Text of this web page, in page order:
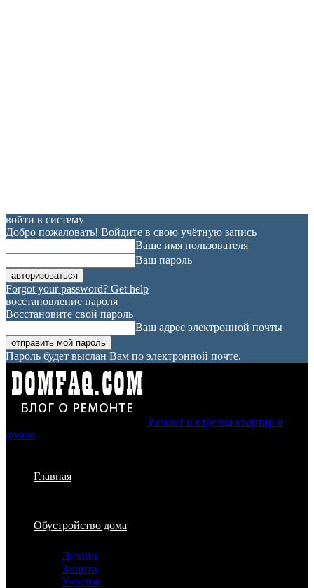
войти в систему
Добро пожаловать! Войдите в свою учётную запись
Ваше имя пользователя
Ваш пароль
Forgot your password? Get help
восстановление пароля
Восстановите свой пароль
Ваш адрес электронной почты
Пароль будет выслан Вам по электронной почте.
Ремонт и отделка квартир и
домов
Главная
Обустройство дома
Дизайн
Защита
Участок